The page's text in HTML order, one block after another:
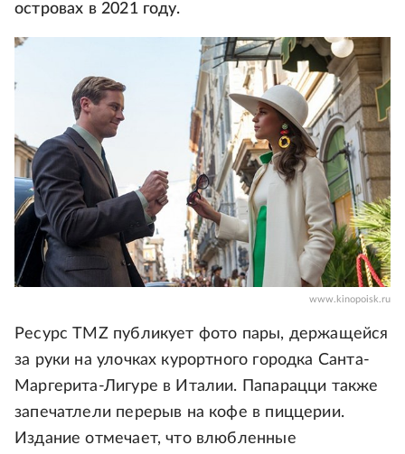
островах в 2021 году.
www.kinopoisk.ru
Ресурс TMZ публикует фото пары, держащейся
за руки на улочках курортного городка Санта-
Маргерита-Лигуре в Италии. Папарацци также
запечатлели перерыв на кофе в пиццерии.
Издание отмечает, что влюбленные